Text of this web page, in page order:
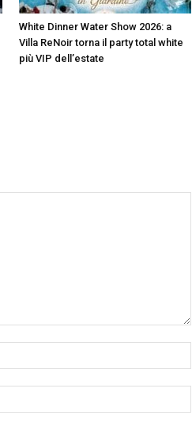
White Dinner Water Show 2026: a
Villa ReNoir torna il party total white
più VIP dell’estate